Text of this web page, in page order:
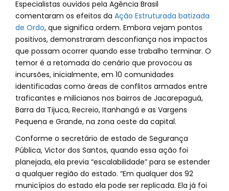
Especialistas ouvidos pela Agência Brasil
comentaram os efeitos da Ação Estruturada batizada
de Ordo, que significa ordem. Embora vejam pontos
positivos, demonstraram desconfiança nos impactos
que possam ocorrer quando esse trabalho terminar. O
temor é a retomada do cenário que provocou as
incursões, inicialmente, em 10 comunidades
identificadas como áreas de conflitos armados entre
traficantes e milicianos nos bairros de Jacarepaguá,
Barra da Tijuca, Recreio, Itanhangá e as Vargens
Pequena e Grande, na zona oeste da capital.
Conforme o secretário de estado de Segurança
Pública, Victor dos Santos, quando essa ação foi
planejada, ela previa “escalabilidade” para se estender
a qualquer região do estado. “Em qualquer dos 92
municípios do estado ela pode ser replicada. Ela já foi